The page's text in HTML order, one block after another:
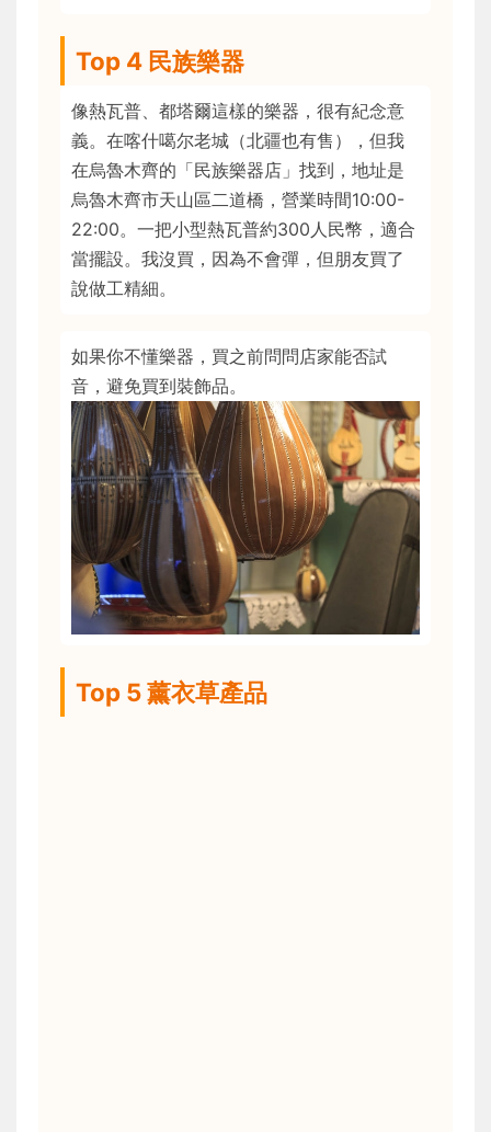
Top 4 民族樂器
像熱瓦普、都塔爾這樣的樂器，很有紀念意
義。在喀什噶尔老城（北疆也有售），但我
在烏魯木齊的「民族樂器店」找到，地址是
烏魯木齊市天山區二道橋，營業時間10:00-
22:00。一把小型熱瓦普約300人民幣，適合
當擺設。我沒買，因為不會彈，但朋友買了
說做工精細。
如果你不懂樂器，買之前問問店家能否試
音，避免買到裝飾品。
Top 5 薰衣草產品